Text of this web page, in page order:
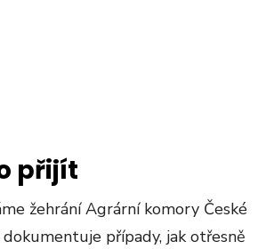
přijít
žehrání Agrární komory České
případy, jak otřesně